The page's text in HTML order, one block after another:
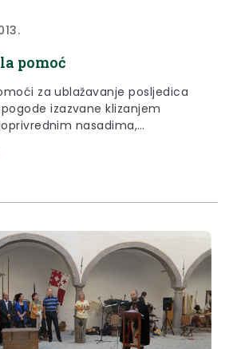
pomoć
za ublažavanje posljedica
izazvane klizanjem
nasadima,
–građevinskih objekata, u